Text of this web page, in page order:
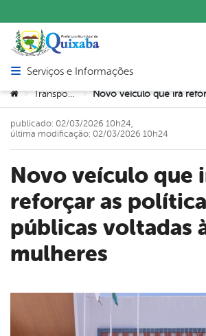
Abrir menu principal de navegação
Serviços e Informações
Você está aqui:
> Transportes >
Novo veículo que irá
reforçar as
públicas voltadas
mulheres
publicado: 02/03/2026 10h24,
última modificação: 02/03/2026 10h24